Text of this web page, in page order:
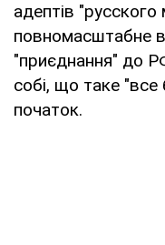
адептів "русского
повномасштабне
"приєднання" до
собі, що таке
початок.